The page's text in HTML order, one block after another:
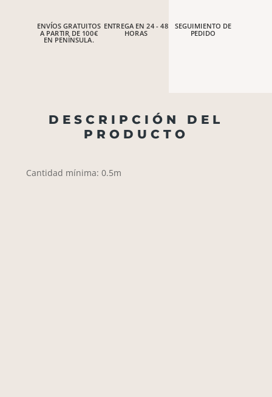
ENVÍOS GRATUITOS
A PARTIR DE 100€
EN PENÍNSULA.
ENTREGA EN 24 - 48
HORAS
SEGUIMIENTO DE
PEDIDO
DESCRIPCIÓN DEL
PRODUCTO
Cantidad mínima: 0.5m